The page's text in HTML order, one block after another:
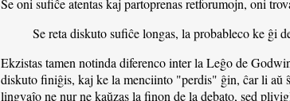
Se oni sufiĉe atentas kaj partoprenas retforumojn, oni
Se reta diskuto sufiĉe longas, la probableco ke ĝi
Ekzistas tamen notinda diferenco inter la Leĝo de
diskuto finiĝis, kaj ke la menciinto "perdis" ĝin, ĉar li aŭ
lingvaĵo ne nur ne kaŭzas la finon de la debato, sed